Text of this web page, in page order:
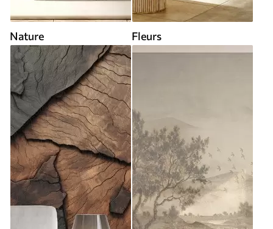
Nature Fleurs